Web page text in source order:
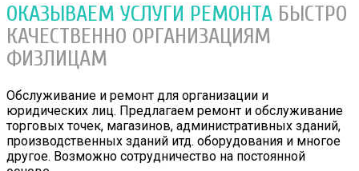
ОКАЗЫВАЕМ УСЛУГИ РЕМОНТА БЫСТРО
КАЧЕСТВЕННО ОРГАНИЗАЦИЯМ
ФИЗЛИЦАМ
Обслуживание и ремонт для организации и
юридических лиц. Предлагаем ремонт и обслуживание
торговых точек, магазинов, административных зданий,
производственных зданий итд. оборудования и многое
другое. Возможно сотрудничество на постоянной